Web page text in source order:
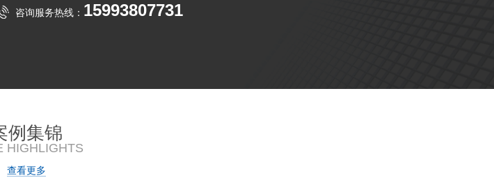
咨询服务热线： 15993807731
例集锦
HIGHLIGHTS
查看更多